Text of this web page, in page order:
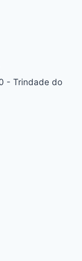
- Trindade do